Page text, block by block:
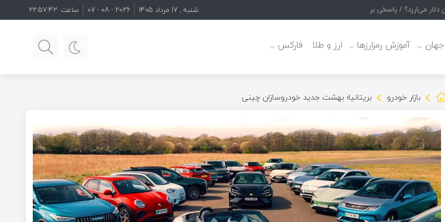
شنبه , 17 مرداد 1405 2026 - 08 - 07 ساعت :22:57:44
جهان آموزش رمزارزها ارز و طلا فارکس
بازار خودرو بریتانیا؛ بهشت جدید خودروسازان چینی